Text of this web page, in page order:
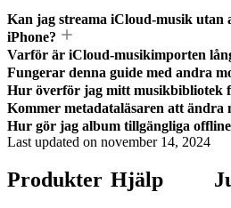
Kan jag streama iCloud-musik
iPhone?
Varför är iCloud-musikimporten
Fungerar denna guide med andra
Hur överför jag mitt musikbibliotek
Kommer metadataläsaren att
Hur gör jag album tillgängliga
Last updated on november 14, 2024
Produkter Hjälp